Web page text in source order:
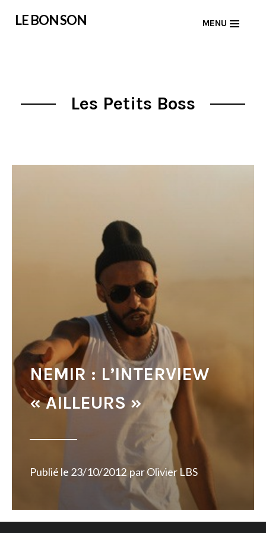
LE BON SON MENU
Les Petits Boss
NEMIR : L’INTERVIEW
« AILLEURS »
Publié le 23/10/2012 parOlivier LBS